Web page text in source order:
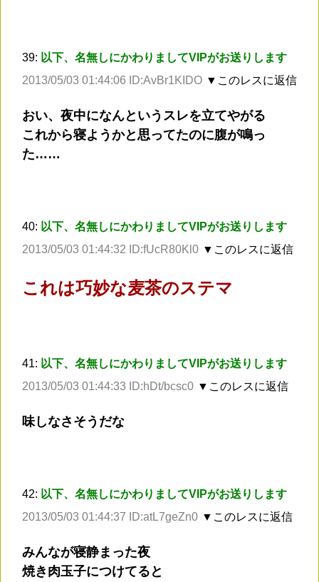
39: 以下、名無しにかわりましてVIPがお送りします
2013/05/03 01:44:06 ID:AvBr1KIDO ▼このレスに返信
おい、夜中になんというスレを立てやがる
これから寝ようかと思ってたのに腹が鳴っ
た……
40: 以下、名無しにかわりましてVIPがお送りします
2013/05/03 01:44:32 ID:fUcR80Kl0 ▼このレスに返信
これは巧妙な麦茶のステマ
41: 以下、名無しにかわりましてVIPがお送りします
2013/05/03 01:44:33 ID:hDt/bcsc0 ▼このレスに返信
味しなさそうだな
42: 以下、名無しにかわりましてVIPがお送りします
2013/05/03 01:44:37 ID:atL7geZn0 ▼このレスに返信
みんなが寝静まった夜
焼き肉玉子につけてると